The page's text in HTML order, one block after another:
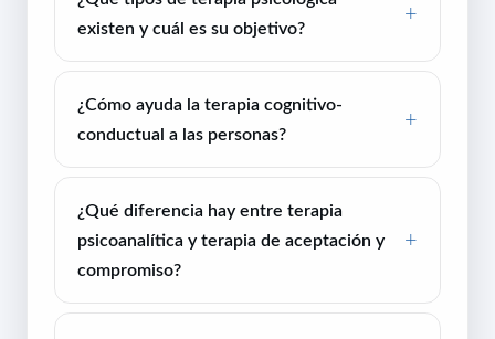
existen y cuál es su objetivo?
¿Cómo ayuda la terapia cognitivo-
conductual a las personas?
¿Qué diferencia hay entre terapia
psicoanalítica y terapia de aceptación y
compromiso?